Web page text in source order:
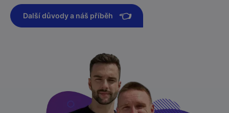
Další důvody a náš příběh 👈